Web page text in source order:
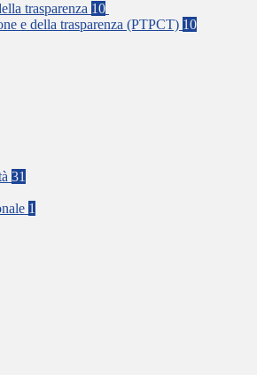
trasparenza 10
e della trasparenza (PTPCT) 10
31
1